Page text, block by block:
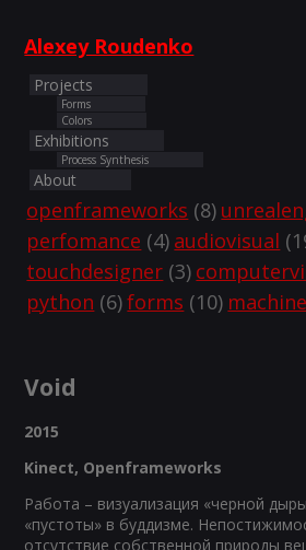
Alexey Roudenko
Projects
Forms
Colors
Exhibitions
Process Synthesis
About
openframeworks (8)
perfomance (4) audiovisual
touchdesigner (3)
python (6)forms (10)
Void
2015
Kinect, Openframeworks
Работа – визуализация «черной
«пустоты» в буддизме.
отсутствие собственной природы